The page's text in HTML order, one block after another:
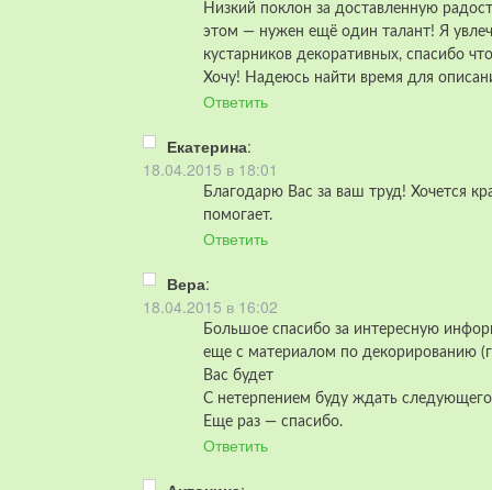
Низкий поклон за доставленную
этом — нужен ещё один талант! Я
кустарников декоративных, спасибо
Хочу! Надеюсь найти время для
Ответить
Екатерина:
18.04.2015 в 18:01
Благодарю Вас за ваш труд! Хочется
помогает.
Ответить
Вера:
18.04.2015 в 16:02
Большое спасибо за интересную
еще с материалом по декорированию
Вас будет
С нетерпением буду ждать
Еще раз — спасибо.
Ответить